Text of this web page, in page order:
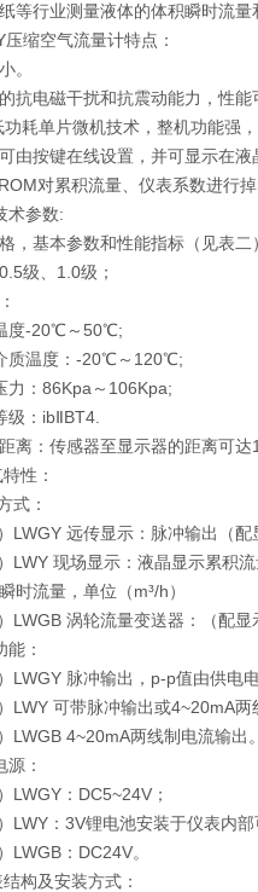
等行业测量液体的体积瞬时流量
压缩空气流量计特点：
。
抗电磁干扰和抗震动能力，性能
功耗单片微机技术，整机功能强
由按键在线设置，并可显示在液
对累积流量、仪表系数进行
术参数:
，基本参数和性能指标（见表二）
级、1.0级；
度-20℃～50℃;
质温度：-20℃～120℃;
力：86Kpa～106Kpa;
级：ibⅡBT4.
离：传感器至显示器的距离可达
性：
式：
远传显示：脉冲输出（配
现场显示：液晶显示累积流
时流量，单位（m³/h）
涡轮流量变送器：（配显
能：
脉冲输出，p-p值由供电电
可带脉冲输出或4~20mA两
4~20mA两线制电流输出。
：
：DC5~24V；
：3V锂电池安装于仪表内部
：DC24V。
构及安装方式：